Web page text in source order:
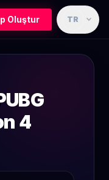
Oluştur TR expand_more
4